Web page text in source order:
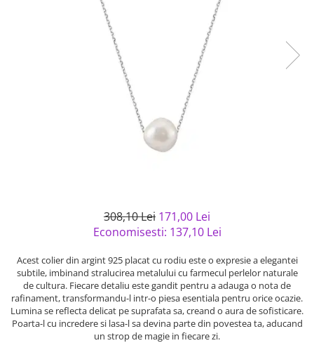
Bijuterii argint placat cu aur
Bijuterii argint cu diverse
Bijuterii argint cu murano
Bijuterii gotice si rock
308,10 Lei 171,00 Lei
Economisesti: 137,10 Lei
Acest colier din argint 925 placat cu rodiu este o expresie a elegantei
subtile, imbinand stralucirea metalului cu farmecul perlelor naturale
de cultura. Fiecare detaliu este gandit pentru a adauga o nota de
rafinament, transformandu-l intr-o piesa esentiala pentru orice ocazie.
Lumina se reflecta delicat pe suprafata sa, creand o aura de sofisticare.
Poarta-l cu incredere si lasa-l sa devina parte din povestea ta, aducand
un strop de magie in fiecare zi.